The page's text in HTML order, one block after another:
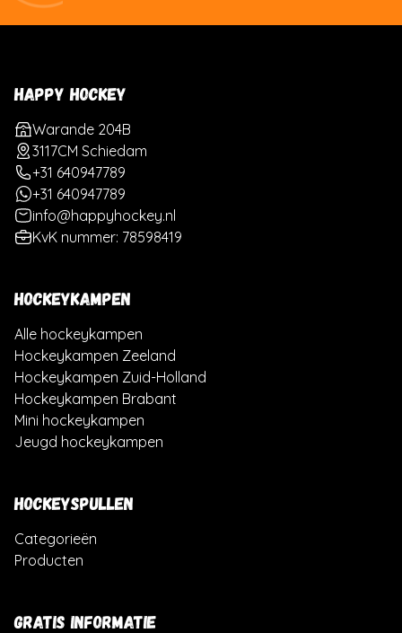
HAPPY HOCKEY
Warande 204B
3117CM Schiedam
+31 640947789
+31 640947789
info@happyhockey.nl
KvK nummer: 78598419
HOCKEYKAMPEN
Alle hockeykampen
Hockeykampen Zeeland
Hockeykampen Zuid-Holland
Hockeykampen Brabant
Mini hockeykampen
Jeugd hockeykampen
HOCKEYSPULLEN
Categorieën
Producten
GRATIS INFORMATIE